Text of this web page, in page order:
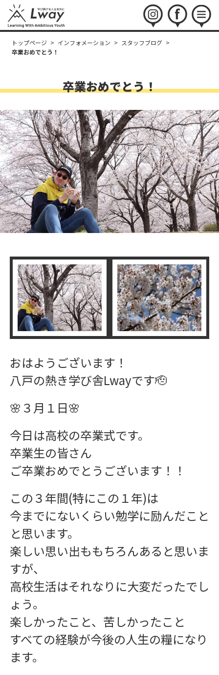
instagramfacebookmenu
トップページ > インフォメーション > スタッフブログ >
卒業おめでとう！
卒業おめでとう！
おはようございます！
八戸の熱き学び舎Lwayです🫡
🌸３月１日🌸
今日は高校の卒業式です。
卒業生の皆さん
ご卒業おめでとうございます！！
この３年間(特にこの１年)は
今までにないくらい勉学に励んだこと
と思います。
楽しい思い出ももちろんあると思いま
すが、
高校生活はそれなりに大変だったでし
ょう。
楽しかったこと、苦しかったこと
すべての経験が今後の人生の糧になり
ます。